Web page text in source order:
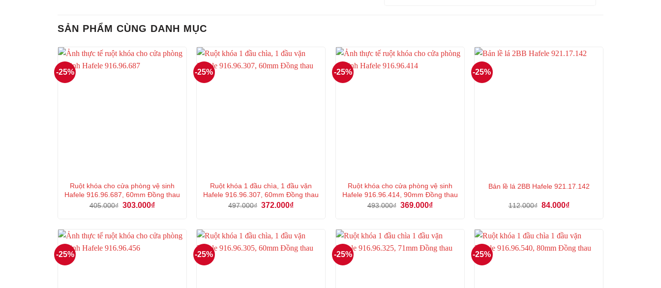
SẢN PHẨM CÙNG DANH MỤC
-25%
Ruột khóa cho cửa phòng vệ sinh
Hafele 916.96.687, 60mm Đồng thau
405.000₫ Giá
303.000₫Giá
303.000₫.
-25%
Ruột khóa 1 đầu chìa, 1 đầu vặn
Hafele 916.96.307, 60mm Đồng thau
497.000₫ Giá
372.000₫Giá
372.000₫.
-25%
Ruột khóa cho cửa phòng vệ sinh
Hafele 916.96.414, 90mm Đồng thau
493.000₫ Giá
369.000₫Giá
369.000₫.
-25%
Bản lề lá 2BB Hafele 921.17.142
112.000₫ Giá
84.000₫Giá
84.000₫.
-25% -25% -25% -25%